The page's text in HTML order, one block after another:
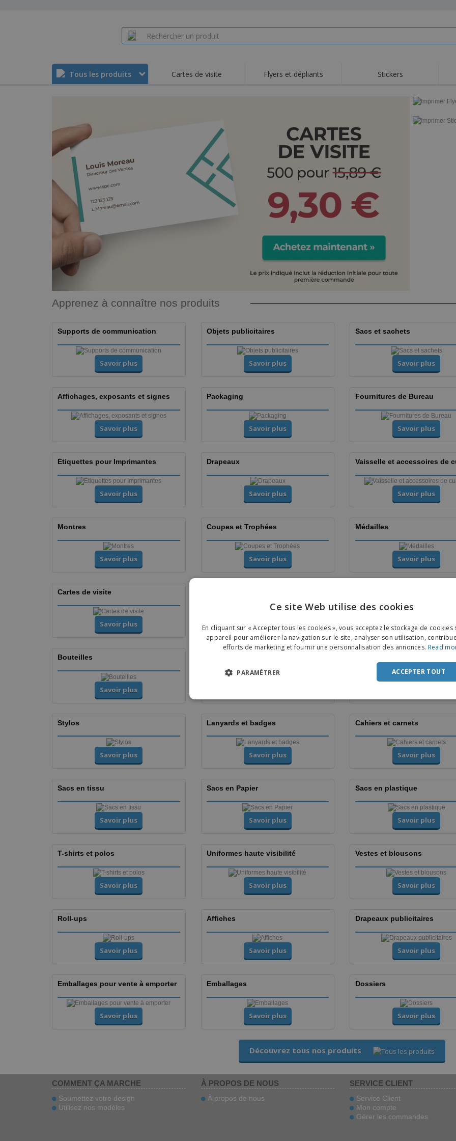
Tous les produits Cartes de visite Flyers et dépliants Stickers
Apprenez à connaître nos produits
Supports de communication
Savoir plus
Objets publicitaires
Savoir plus
Sacs et sachets
Savoir plus
Affichages, exposants et signes
Savoir plus
Packaging
Savoir plus
Fournitures de Bureau
Savoir plus
Étiquettes pour Imprimantes
Savoir plus
Drapeaux
Savoir plus
Vaisselle et accessoires de
Savoir plus
Montres
Savoir plus
Coupes et Trophées
Savoir plus
Médailles
Savoir plus
Cartes de visite
Savoir plus Savoir plus Savoir plus
Bouteilles
Savoir plus
Stylos
Savoir plus
Lanyards et badges
Savoir plus
Cahiers et carnets
Savoir plus
Sacs en tissu
Savoir plus
Sacs en Papier
Savoir plus
Sacs en plastique
Savoir plus
T-shirts et polos
Savoir plus
Uniformes haute visibilité
Savoir plus
Vestes et blousons
Savoir plus
Roll-ups
Savoir plus
Affiches
Savoir plus
Drapeaux publicitaires
Savoir plus
Emballages pour vente à emporter
Savoir plus
Emballages
Savoir plus
Dossiers
Savoir plus
Découvrez tous nos produits
COMMENT ÇA MARCHE
Soumettez votre design
Utilisez nos modèles
À PROPOS DE NOUS
À propos de nous
SERVICE CLIENT
Service Client
Mon compte
Gérer les commandes
Ce site Web utilise des cookies
En cliquant sur « Accepter tous les cookies », vous acceptez le stockage de cookies
appareil pour améliorer la navigation sur le site, analyser son utilisation,
efforts de marketing et fournir une personnalisation des annonces. Read
ACCEPTER TOUT
PARAMÉTRER